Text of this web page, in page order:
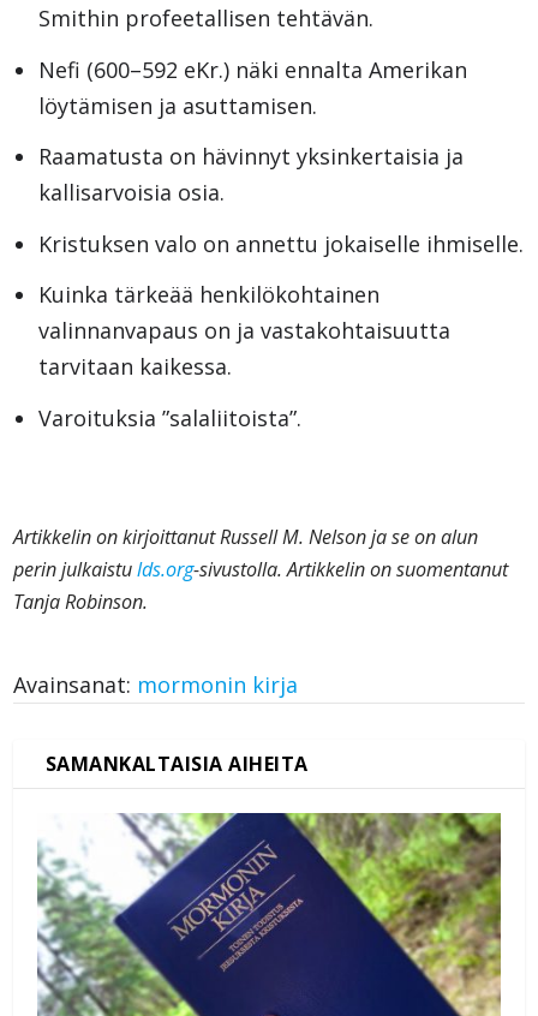
Smithin profeetallisen tehtävän.
Nefi (600–592 eKr.) näki ennalta Amerikan
löytämisen ja asuttamisen.
Raamatusta on hävinnyt yksinkertaisia ja
kallisarvoisia osia.
Kristuksen valo on annettu jokaiselle ihmiselle.
Kuinka tärkeää henkilökohtainen
valinnanvapaus on ja vastakohtaisuutta
tarvitaan kaikessa.
Varoituksia ”salaliitoista”.
Artikkelin on kirjoittanut Russell M. Nelson ja se on alun
perin julkaistulds.org-sivustolla. Artikkelin on suomentanut
Tanja Robinson.
Avainsanat: mormonin kirja